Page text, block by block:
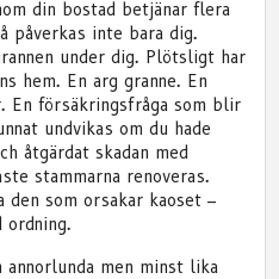
din bostad betjänar flera
påverkas inte bara dig.
under dig. Plötsligt har
hem. En arg granne. En
En försäkringsfråga som blir
undvikas om du hade
åtgärdat skadan med
stammarna renoveras.
den som orsakar kaoset –
annorlunda men minst lika